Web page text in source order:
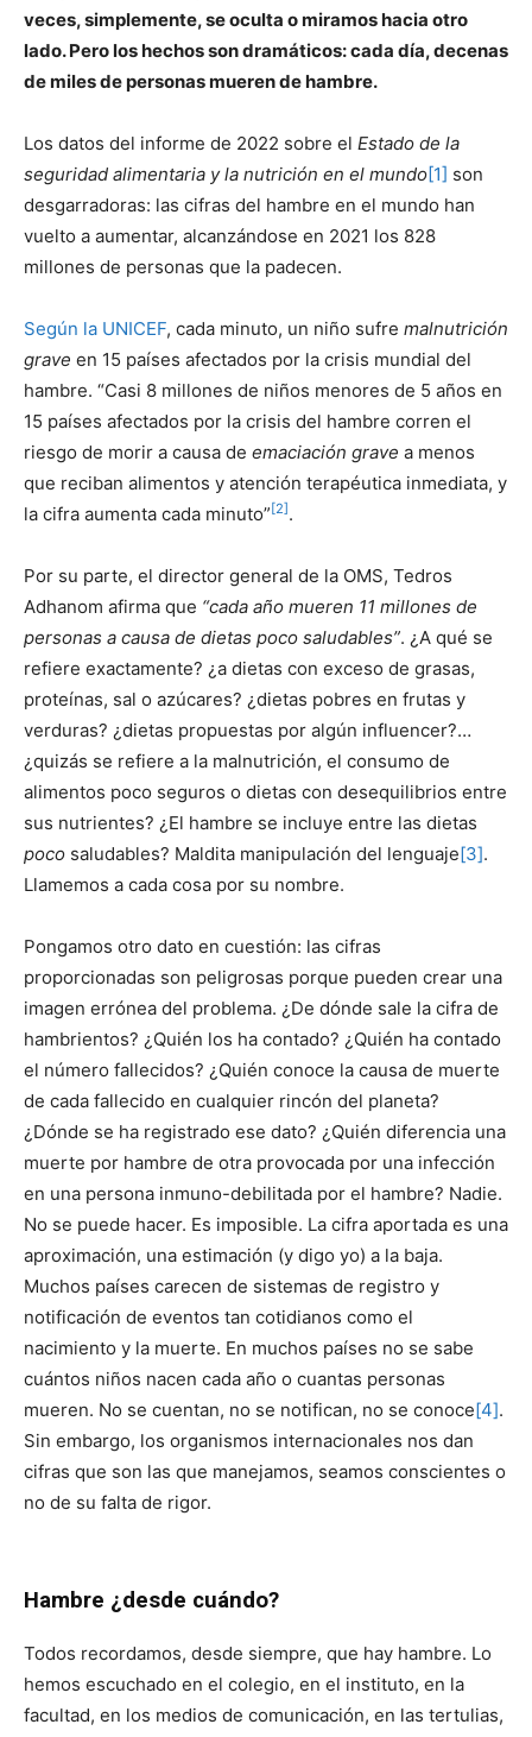
veces, simplemente, se oculta o miramos hacia otro
lado. Pero los hechos son dramáticos: cada día, decenas
de miles de personas mueren de hambre.
Los datos del informe de 2022 sobre el Estado de la
seguridad alimentaria y la nutrición en el mundo[1] son
desgarradoras: las cifras del hambre en el mundo han
vuelto a aumentar, alcanzándose en 2021 los 828
millones de personas que la padecen.
Según la UNICEF, cada minuto, un niño sufre malnutrición
grave en 15 países afectados por la crisis mundial del
hambre. “Casi 8 millones de niños menores de 5 años en
15 países afectados por la crisis del hambre corren el
riesgo de morir a causa de emaciación grave a menos
que reciban alimentos y atención terapéutica inmediata, y
la cifra aumenta cada minuto” [2] .
Por su parte, el director general de la OMS, Tedros
Adhanom afirma que “cada año mueren 11 millones de
personas a causa de dietas poco saludables”. ¿A qué se
refiere exactamente? ¿a dietas con exceso de grasas,
proteínas, sal o azúcares? ¿dietas pobres en frutas y
verduras? ¿dietas propuestas por algún influencer?…
¿quizás se refiere a la malnutrición, el consumo de
alimentos poco seguros o dietas con desequilibrios entre
sus nutrientes? ¿El hambre se incluye entre las dietas
poco saludables? Maldita manipulación del lenguaje[3].
Llamemos a cada cosa por su nombre.
Pongamos otro dato en cuestión: las cifras
proporcionadas son peligrosas porque pueden crear una
imagen errónea del problema. ¿De dónde sale la cifra de
hambrientos? ¿Quién los ha contado? ¿Quién ha contado
el número fallecidos? ¿Quién conoce la causa de muerte
de cada fallecido en cualquier rincón del planeta?
¿Dónde se ha registrado ese dato? ¿Quién diferencia una
muerte por hambre de otra provocada por una infección
en una persona inmuno-debilitada por el hambre? Nadie.
No se puede hacer. Es imposible. La cifra aportada es una
aproximación, una estimación (y digo yo) a la baja.
Muchos países carecen de sistemas de registro y
notificación de eventos tan cotidianos como el
nacimiento y la muerte. En muchos países no se sabe
cuántos niños nacen cada año o cuantas personas
mueren. No se cuentan, no se notifican, no se conoce[4].
Sin embargo, los organismos internacionales nos dan
cifras que son las que manejamos, seamos conscientes o
no de su falta de rigor.
Hambre ¿desde cuándo?
Todos recordamos, desde siempre, que hay hambre. Lo
hemos escuchado en el colegio, en el instituto, en la
facultad, en los medios de comunicación, en las tertulias,